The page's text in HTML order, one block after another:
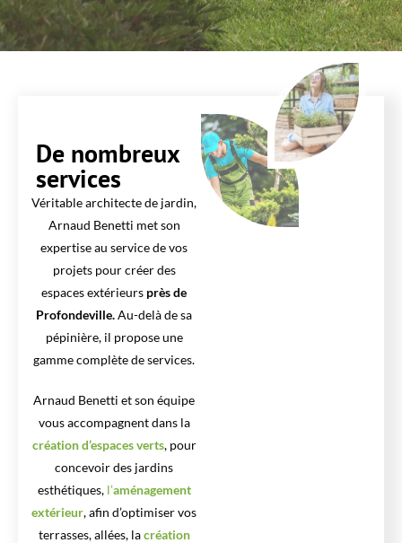
De nombreux
services
Véritable architecte de jardin,
Arnaud Benetti met son
expertise au service de vos
projets pour créer des
espaces extérieursprès de
Profondeville.Au-delà de sa
pépinière, il propose une
gamme complète de services.
Arnaud Benetti et son équipe
vous accompagnent dans la
création d’espaces verts , pour
concevoir des jardins
esthétiques,l’aménagement
extérieur, afin d’optimiser vos
terrasses, allées, lacréation